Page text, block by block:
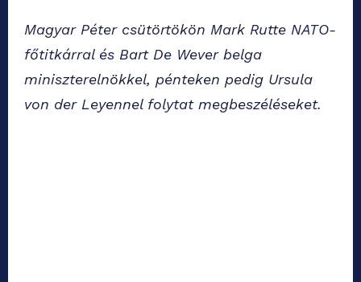
Magyar Péter csütörtökön Mark Rutte NATO-
főtitkárral és Bart De Wever belga
miniszterelnökkel, pénteken pedig Ursula
von der Leyennel folytat megbeszéléseket.